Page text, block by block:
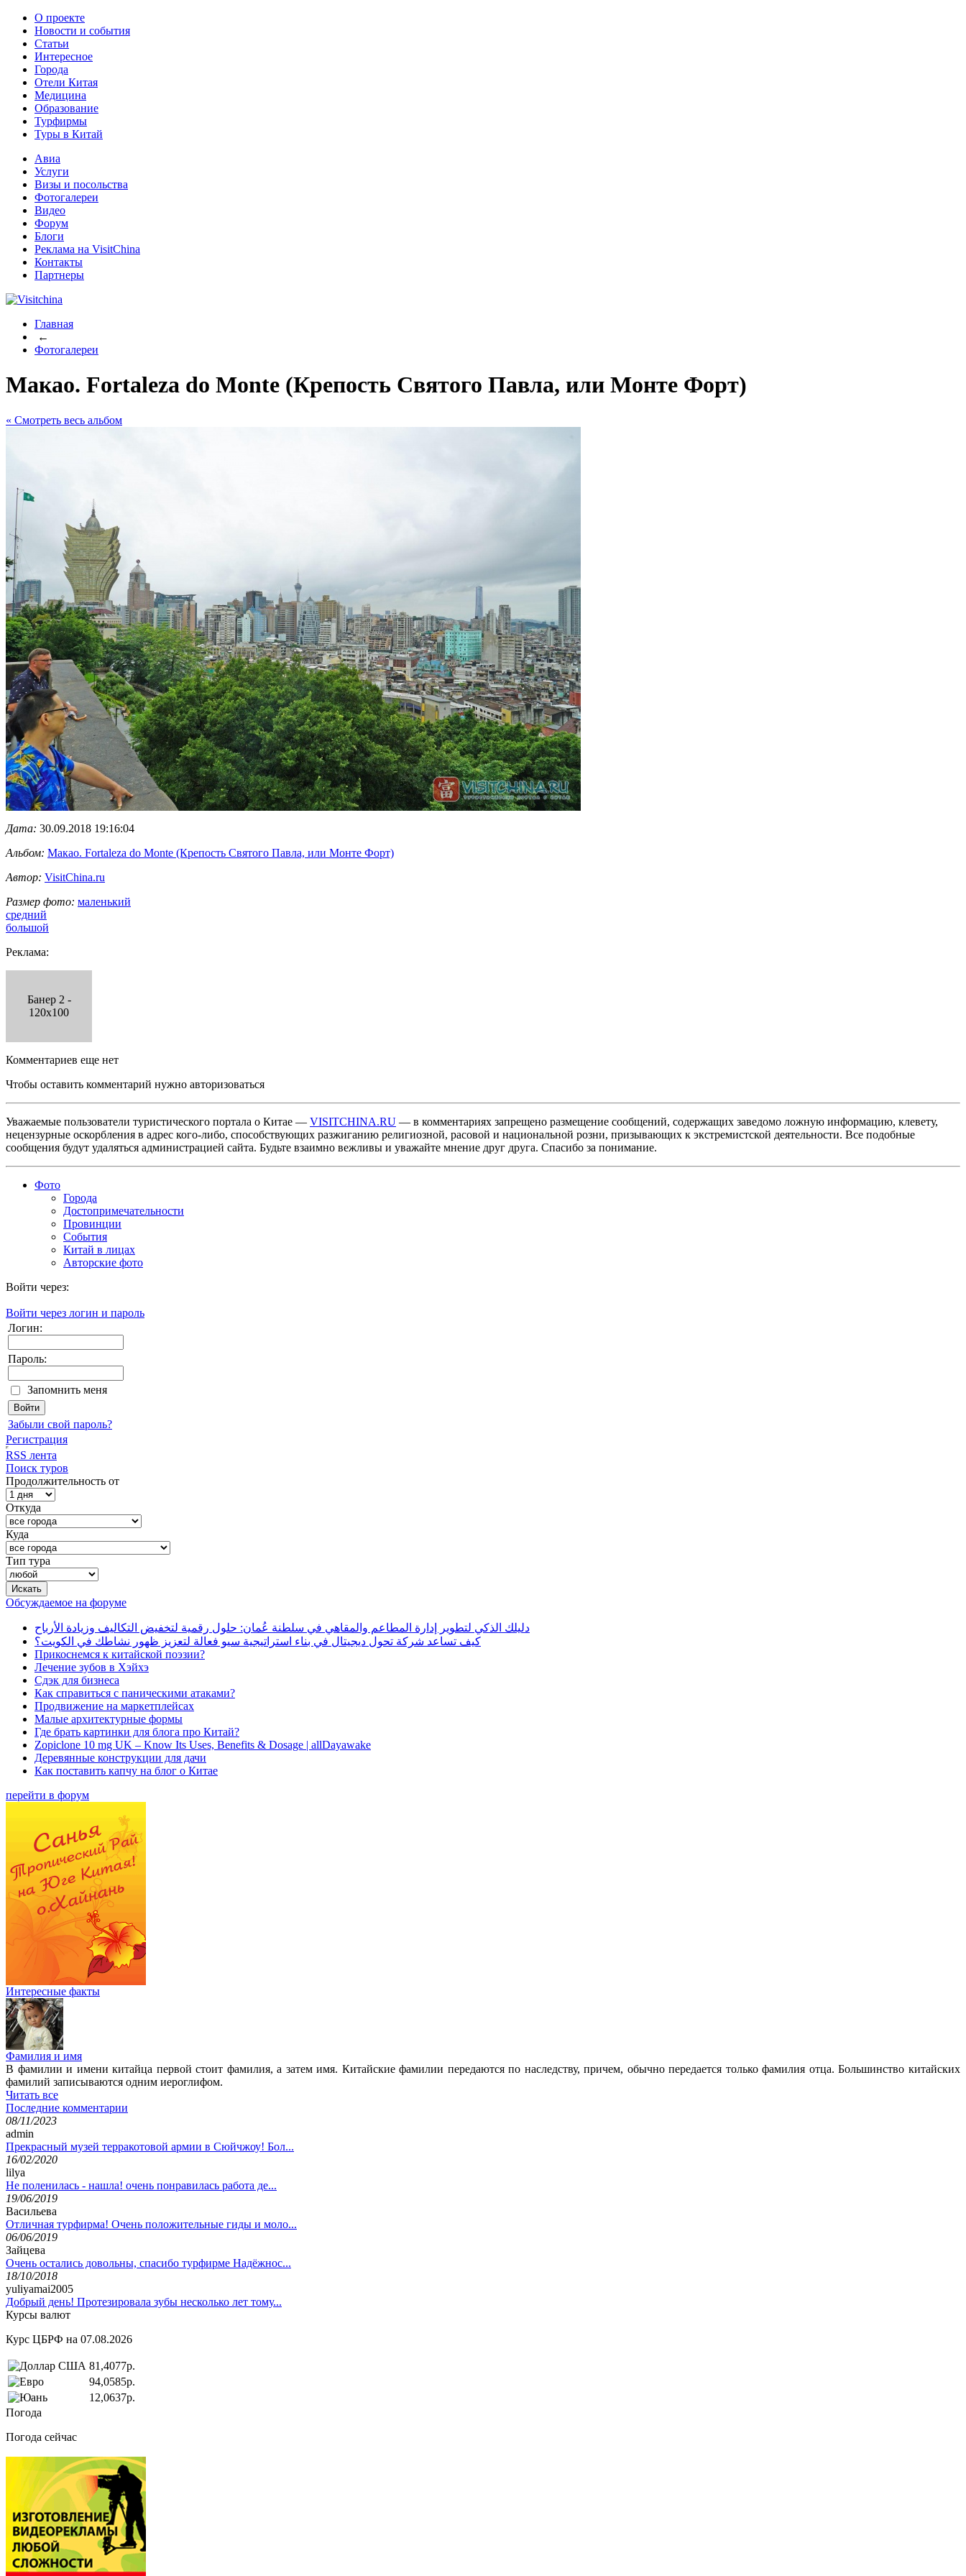
О проекте
Новости и события
Статьи
Интересное
Города
Отели Китая
Медицина
Образование
Турфирмы
Туры в Китай
Авиа
Услуги
Визы и посольства
Фотогалереи
Видео
Форум
Блоги
Реклама на VisitChina
Контакты
Партнеры
Главная
←
Фотогалереи
Макао. Fortaleza do Monte (Крепость Святого Павла, или Монте Форт)
« Cмотреть весь альбом
Дата: 30.09.2018 19:16:04
Альбом: Макао. Fortaleza do Monte (Крепость Святого Павла, или Монте Форт)
Автор: VisitChina.ru
Размер фото: маленький
средний
большой
Реклама:
Банер 2 -
120x100
Комментариев еще нет
Чтобы оставить комментарий нужно авторизоваться
Уважаемые пользователи туристического портала о Китае — VISITCHINA.RU — в комментариях запрещено размещение сообщений, содержащих заведомо ложную информацию, клевету,
нецензурные оскорбления в адрес кого-либо, способствующих разжиганию религиозной, расовой и национальной розни, призывающих к экстремистской деятельности. Все подобные
сообщения будут удаляться администрацией сайта. Будьте взаимно вежливы и уважайте мнение друг друга. Спасибо за понимание.
Фото
Города
Достопримечательности
Провинции
События
Китай в лицах
Авторские фото
Войти через:
Войти через логин и пароль
Логин:
Пароль:
Запомнить меня
Забыли свой пароль?
Регистрация
RSS лента
Поиск туров
Продолжительность от
Откуда
Куда
Тип тура
Обсуждаемое на форуме
دليلك الذكي لتطوير إدارة المطاعم والمقاهي في سلطنة عُمان: حلول رقمية لتخفيض التكاليف وزيادة الأرباح
كيف تساعد شركة تحول ديجيتال في بناء استراتيجية سيو فعالة لتعزيز ظهور نشاطك في الكويت؟
Прикоснемся к китайской поэзии?
Лечение зубов в Хэйхэ
Сдэк для бизнеса
Как справиться с паническими атаками?
Продвижение на маркетплейсах
Малые архитектурные формы
Где брать картинки для блога про Китай?
Zopiclone 10 mg UK – Know Its Uses, Benefits & Dosage | allDayawake
Деревянные конструкции для дачи
Как поставить капчу на блог о Китае
перейти в форум
Интересные факты
Фамилия и имя
В фамилии и имени китайца первой стоит фамилия, а затем имя. Китайские фамилии передаются по наследству, причем, обычно передается только фамилия отца. Большинство китайских
фамилий записываются одним иероглифом.
Читать все
Последние комментарии
08/11/2023
admin
Прекрасный музей терракотовой армии в Сюйчжоу! Бол...
16/02/2020
lilya
Не поленилась - нашла! очень понравилась работа де...
19/06/2019
Васильева
Отличная турфирма! Очень положительные гиды и моло...
06/06/2019
Зайцева
Очень остались довольны, спасибо турфирме Надёжнос...
18/10/2018
yuliyamai2005
Добрый день! Протезировала зубы несколько лет тому...
Курсы валют
Курс ЦБРФ на 07.08.2026
81,4077р.
94,0585р.
12,0637р.
Погода
Погода сейчас